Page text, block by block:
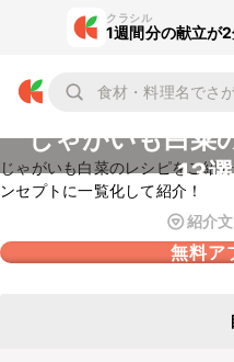
クラシル
1週間分の献立が
じゃがいも白菜
13
じゃがいも白菜のレシピをご紹
ンセプトに一覧化して紹介！
紹介
無料ア